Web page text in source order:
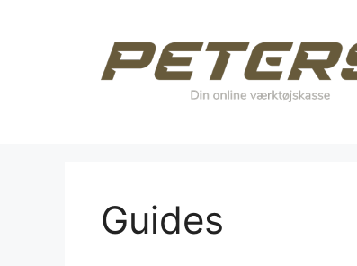
Guides